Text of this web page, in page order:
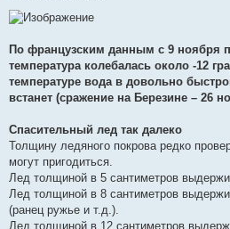
о
б
е
н
и
е
По французским данным с 9 ноября
температура колебалась около -12
температуре вода в довольно
встанет (сражение на Березине – 26
Спасительный лед так далеко
Толщину ледяного покрова редко
могут пригодиться.
Лед толщиной в 5 сантиметров
Лед толщиной в 8 сантиметров
(ранец ружье и т.д.).
Лед толщиной в 12 сантиметров